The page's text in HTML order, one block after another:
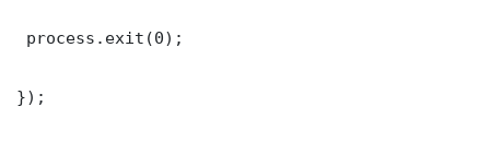
process.exit(0);
});